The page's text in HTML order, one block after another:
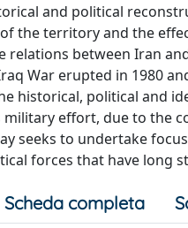
and political
the territory and the
relations between Iran
War erupted in 1980
historical, political and
effort, due to the
seeks to undertake
forces that have long
Scheda completa